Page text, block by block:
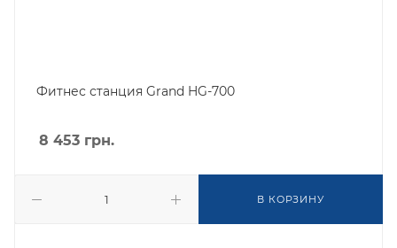
Фитнес станция Grand HG-700
8 453 грн.
В КОРЗИНУ